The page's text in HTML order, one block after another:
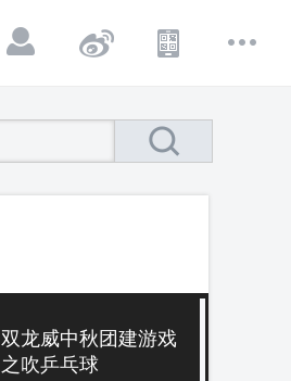
双龙威中秋团建游戏
之吹乒乓球